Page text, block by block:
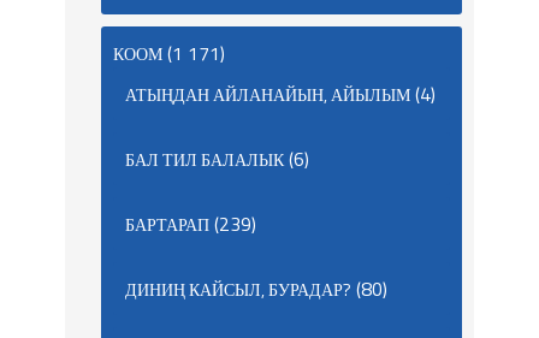
КООМ(1 171)
АТЫҢДАН АЙЛАНАЙЫН, АЙЫЛЫМ(4)
БАЛ ТИЛ БАЛАЛЫК(6)
БАРТАРАП(239)
ДИНИҢ КАЙСЫЛ, БУРАДАР? (80)